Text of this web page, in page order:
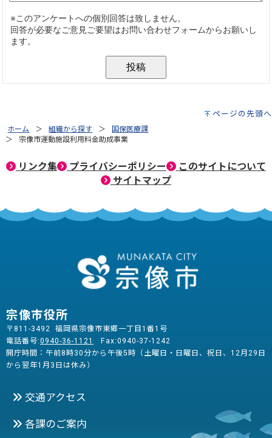
ページの先頭へ
ホーム 組織から探す
国保医療課
宗像市運動施設利用料金助成事業
リンク集 プライバシーポリシー
このサイトについて
サイトマップ
宗像市役所
〒811-3492 福岡県宗像市東郷一丁目1番1号
電話番号:0940-36-1121
Fax:0940-37-1242
開庁時間：午前8時30分から午後5時（土曜日・日曜日、祝日、12月29日
から翌年1月3日は休み）
交通アクセス
各課のご案内